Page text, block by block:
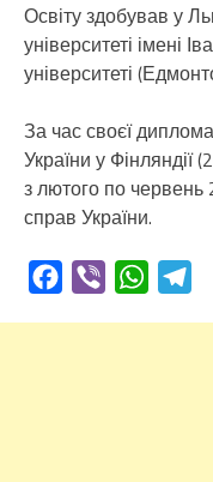
Освіту здобував у
університеті імені
університеті
За час своєї
України у
з лютого по червень
справ України.
Facebook
Viber